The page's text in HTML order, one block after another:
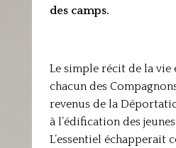
des camps.
Le simple récit de la vie
chacun des
revenus de la
à l’édification des
L’essentiel échapperait